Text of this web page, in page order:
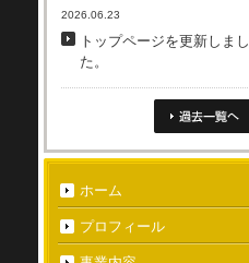
2026.06.23
トップページを更新しまし
た。
ホーム
プロフィール